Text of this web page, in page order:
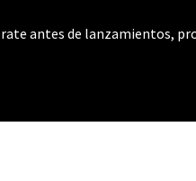
antes de lanzamientos,